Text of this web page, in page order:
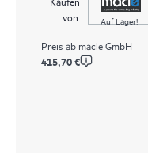
von:
Auf Lager!
Preis ab macle GmbH
415,70 €